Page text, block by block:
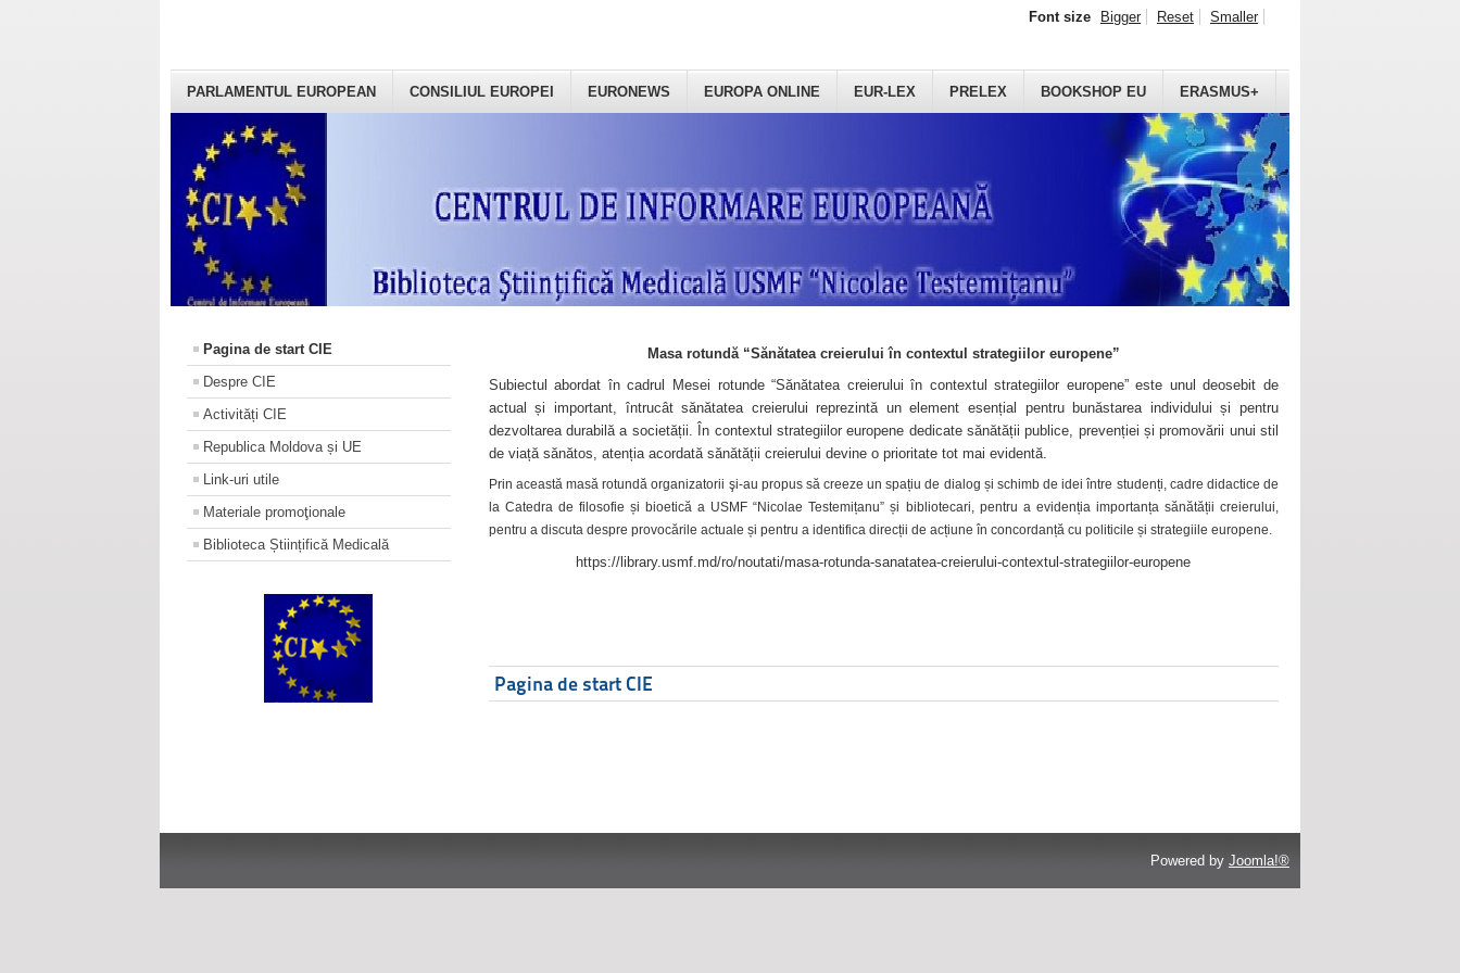
PARLAMENTUL EUROPEAN CONSILIUL EUROPEI EURONEWS EUROPA ONLINE EUR-LEX PRELEX BOOKSHOP EU ERASMUS+
Font size Bigger Reset Smaller
Pagina de start CIE
Despre CIE
Activități CIE
Republica Moldova și UE
Link-uri utile
Materiale promoţionale
Biblioteca Științifică Medicală
Masa rotundă “Sănătatea creierului în contextul strategiilor europene”
Subiectul abordat în cadrul Mesei rotunde “Sănătatea creierului în contextul strategiilor europene” este unul deosebit de
actual și important, întrucât sănătatea creierului reprezintă un element esențial pentru bunăstarea individului și pentru
dezvoltarea durabilă a societății. În contextul strategiilor europene dedicate sănătății publice, prevenției și promovării unui stil
de viață sănătos, atenția acordată sănătății creierului devine o prioritate tot mai evidentă.
Prin această masă rotundă organizatorii şi-au propus să creeze un spațiu de dialog și schimb de idei între studenți, cadre didactice de
la Catedra de filosofie și bioetică a USMF “Nicolae Testemițanu” și bibliotecari, pentru a evidenția importanța sănătății creierului,
pentru a discuta despre provocările actuale și pentru a identifica direcții de acțiune în concordanță cu politicile și strategiile europene.
https://library.usmf.md/ro/noutati/masa-rotunda-sanatatea-creierului-contextul-strategiilor-europene
Pagina de start CIE
Powered by Joomla!®